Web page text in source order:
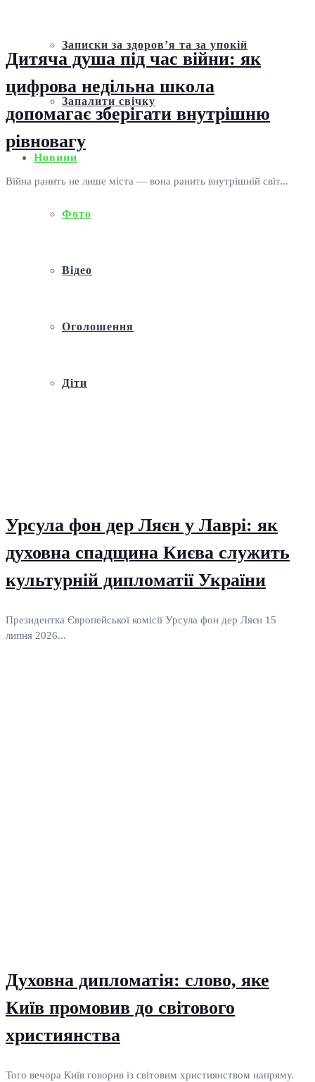
Записки за здоров’я та за упокій
Запалити свічку
Новини
Фото
Відео
Оголошення
Діти
Дитяча душа під час війни: як
цифрова недільна школа
допомагає зберігати внутрішню
рівновагу
Війна ранить не лише міста — вона ранить внутрішній світ...
Урсула фон дер Ляєн у Лаврі: як
духовна спадщина Києва служить
культурній дипломатії України
Президентка Європейської комісії Урсула фон дер Ляєн 15
липня 2026...
Духовна дипломатія: слово, яке
Київ промовив до світового
християнства
Того вечора Київ говорив із світовим християнством напряму.